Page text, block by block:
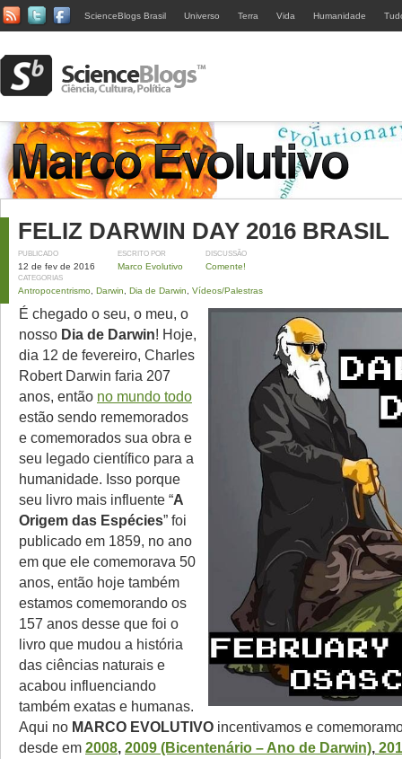
ScienceBlogs Brasil Universo Terra Vida Humanidade
FELIZ DARWIN DAY 2016 BRASIL
PUBLICADO
12 de fev de 2016
ESCRITO POR
Marco Evolutivo
DISCUSSÃO
Comente!
CATEGORIAS
Antropocentrismo Darwin Dia de Darwin Vídeos/Palestras
É chegado o seu, o meu, o
nosso Dia de Darwin! Hoje,
dia 12 de fevereiro, Charles
Robert Darwin faria 207
anos, então no mundo todo
estão sendo rememorados
e comemorados sua obra e
seu legado científico para a
humanidade. Isso porque
seu livro mais influente “A
Origem das Espécies” foi
publicado em 1859, no ano
em que ele comemorava 50
anos, então hoje também
estamos comemorando os
157 anos desse que foi o
livro que mudou a história
das ciências naturais e
acabou influenciando
também exatas e humanas.
Aqui no MARCO EVOLUTIVO incentivamos e
desde em 2008, 2009 (Bicentenário – Ano de Darwin),